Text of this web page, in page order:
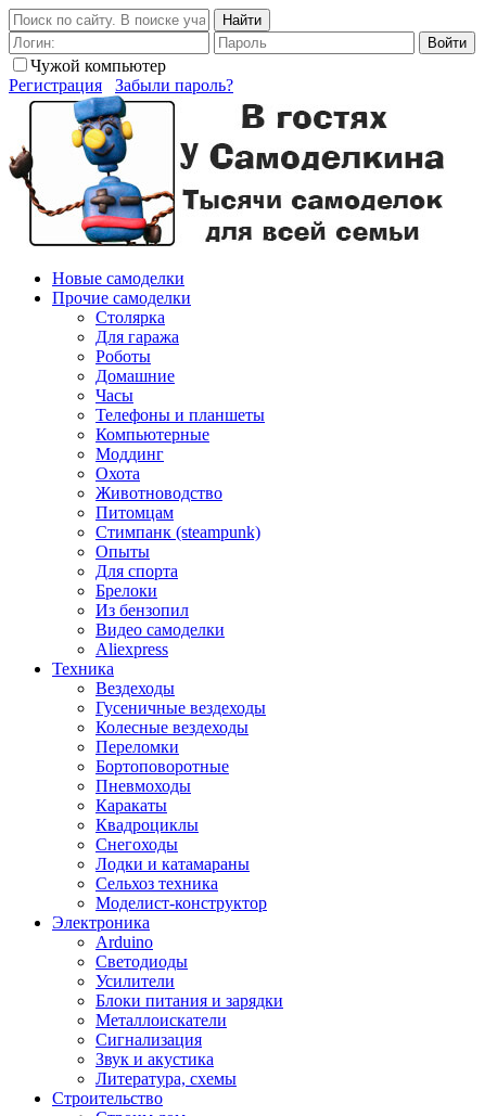
Найти
Войти
Чужой компьютер
Регистрация
Забыли пароль?
Новые самоделки
Прочие самоделки
Столярка
Для гаража
Роботы
Домашние
Часы
Телефоны и планшеты
Компьютерные
Моддинг
Охота
Животноводство
Питомцам
Стимпанк (steampunk)
Опыты
Для спорта
Брелоки
Из бензопил
Видео самоделки
Aliexpress
Техника
Вездеходы
Гусеничные вездеходы
Колесные вездеходы
Переломки
Бортоповоротные
Пневмоходы
Каракаты
Квадроциклы
Снегоходы
Лодки и катамараны
Сельхоз техника
Моделист-конструктор
Электроника
Arduino
Светодиоды
Усилители
Блоки питания и зарядки
Металлоискатели
Сигнализация
Звук и акустика
Литература, схемы
Строительство